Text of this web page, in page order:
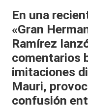
al
it
y
s,
T
V
En una
«Gran
Ramírez
comentarios
imitaciones
Mauri,
confusión